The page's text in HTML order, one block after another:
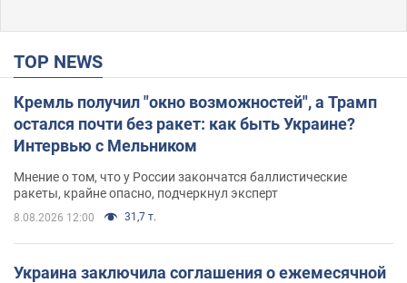
TOP NEWS
Кремль получил "окно возможностей", а Трамп
остался почти без ракет: как быть Украине?
Интервью с Мельником
Мнение о том, что у России закончатся баллистические
ракеты, крайне опасно, подчеркнул эксперт
8.08.2026 12:00 31,7 т.
Украина заключила соглашения о ежемесячной